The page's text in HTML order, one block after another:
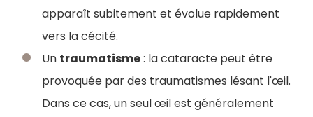
apparaît subitement et évolue rapidement
vers la cécité.
Un traumatisme: la cataracte peut être
provoquée par des traumatismes lésant l'œil.
Dans ce cas, un seul œil est généralement